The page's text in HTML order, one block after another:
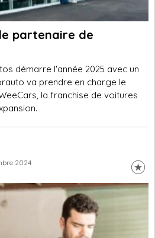
partenaire de
démarre l'année 2025 avec un
va prendre en charge le
la franchise de voitures
2024